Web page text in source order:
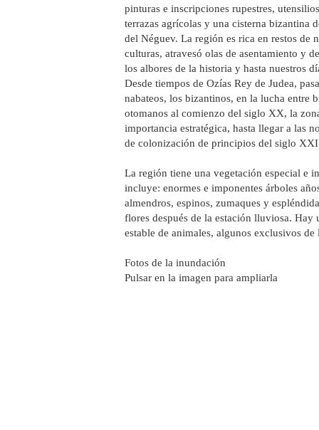
pinturas e inscripciones rupestres,
terrazas agrícolas y una cisterna bizantina
del Néguev. La región es rica en restos de
culturas, atravesó olas de asentamiento y
los albores de la historia y hasta nuestros
Desde tiempos de Ozías Rey de Judea,
nabateos, los bizantinos, en la lucha entre
otomanos al comienzo del siglo XX, la
importancia estratégica, hasta llegar a las
de colonización de principios del siglo
La región tiene una vegetación especial e
incluye: enormes e imponentes árboles
almendros, espinos, zumaques y
flores después de la estación lluviosa. Hay
estable de animales, algunos exclusivos de
Fotos de la inundación
Pulsar en la imagen para ampliarla